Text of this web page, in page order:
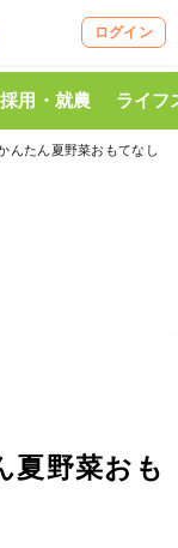
ログイン
採用・就農 ライフ
んたん夏野菜おもてなし
夏野菜おも